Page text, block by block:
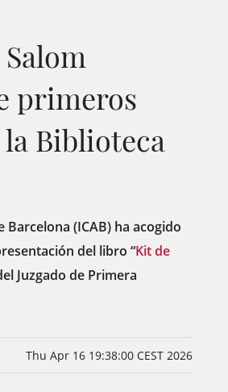
primeros
Biblioteca
(ICAB) ha acogido
del libro “Kit de
Juzgado de Primera
Thu Apr 16 19:38:00 CEST 2026